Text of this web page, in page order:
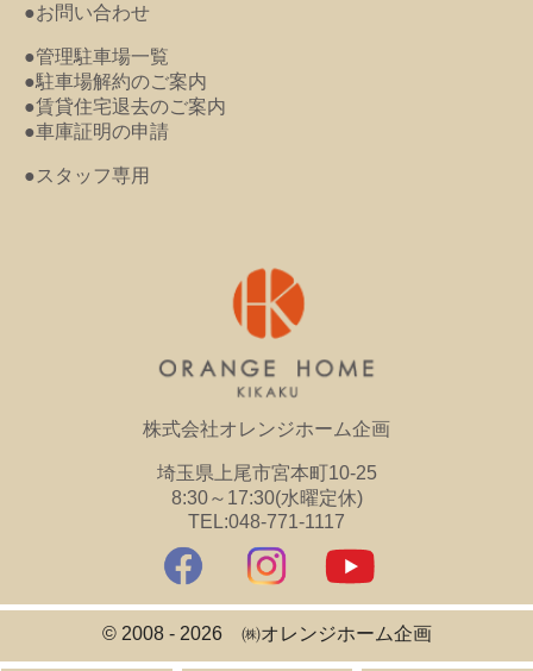
●お問い合わせ
●管理駐車場一覧
●駐車場解約のご案内
●賃貸住宅退去のご案内
●車庫証明の申請
●スタッフ専用
株式会社オレンジホーム企画
埼玉県上尾市宮本町10-25
8:30～17:30(水曜定休)
TEL:048-771-1117
© 2008 - 2026 ㈱オレンジホーム企画